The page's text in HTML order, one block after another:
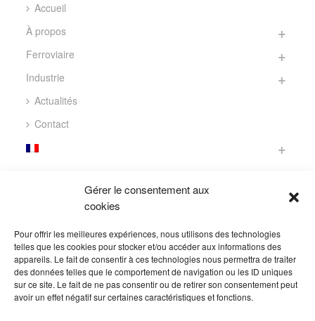
Gérer le consentement aux
cookies
Pour offrir les meilleures expériences, nous utilisons des technologies
telles que les cookies pour stocker et/ou accéder aux informations des
appareils. Le fait de consentir à ces technologies nous permettra de traiter
des données telles que le comportement de navigation ou les ID uniques
sur ce site. Le fait de ne pas consentir ou de retirer son consentement peut
avoir un effet négatif sur certaines caractéristiques et fonctions.
Accueil
À propos
Ferroviaire
Industrie
Actualités
Contact
305 Avenue de la Marjolaine
FRANCE
tél. : +33 (0)4 67 72 02 22
fax : +33 (0)4 99 23 04 07